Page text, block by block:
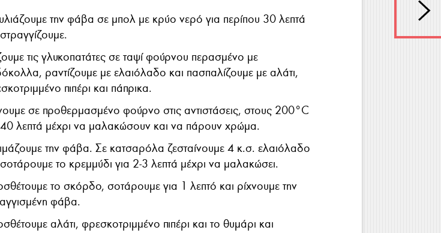
την φάβα σε μπολ με κρύο νερό για περίπου 30 λεπτά
τις γλυκοπατάτες σε ταψί φούρνου περασμένο με
ραντίζουμε με ελαιόλαδο και πασπαλίζουμε με αλάτι,
πιπέρι και πάπρικα.
σε προθερμασμένο φούρνο στις αντιστάσεις, στους 200°C
40 λεπτά μέχρι να μαλακώσουν και να πάρουν χρώμα.
την φάβα. Σε κατσαρόλα ζεσταίνουμε 4 κ.σ. ελαιόλαδο
το κρεμμύδι για 2-3 λεπτά μέχρι να μαλακώσει.
το σκόρδο, σοτάρουμε για 1 λεπτό και ρίχνουμε την
φάβα.
αλάτι, φρεσκοτριμμένο πιπέρι και το θυμάρι και